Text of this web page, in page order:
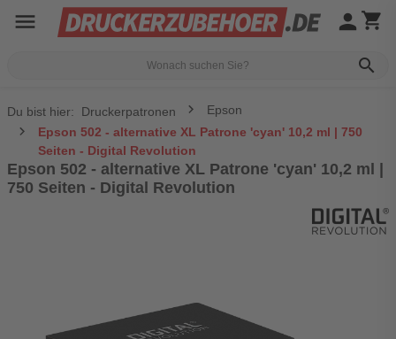
menu
search
person shopping_cart
Du bist hier: Druckerpatronen
Epson
Epson 502 - alternative XL Patrone 'cyan' 10,2 ml | 750
Seiten - Digital Revolution
Epson 502 - alternative XL Patrone 'cyan' 10,2 ml |
750 Seiten - Digital Revolution